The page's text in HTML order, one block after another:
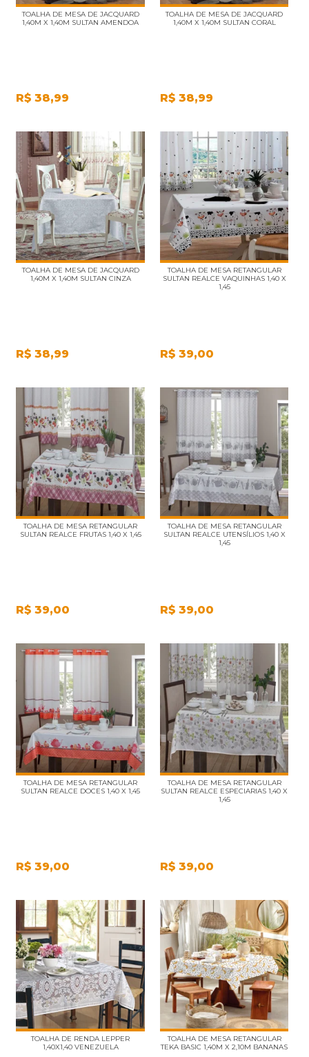
TOALHA DE MESA DE JACQUARD
1,40M X 1,40M SULTAN AMENDOA
R$ 38,99
TOALHA DE MESA DE JACQUARD
1,40M X 1,40M SULTAN CORAL
R$ 38,99
TOALHA DE MESA DE JACQUARD
1,40M X 1,40M SULTAN CINZA
R$ 38,99
TOALHA DE MESA RETANGULAR
SULTAN REALCE VAQUINHAS 1,40 X
1,45
R$ 39,00
TOALHA DE MESA RETANGULAR
SULTAN REALCE FRUTAS 1,40 X 1,45
R$ 39,00
TOALHA DE MESA RETANGULAR
SULTAN REALCE UTENSÍLIOS 1,40 X
1,45
R$ 39,00
TOALHA DE MESA RETANGULAR
SULTAN REALCE DOCES 1,40 X 1,45
R$ 39,00
TOALHA DE MESA RETANGULAR
SULTAN REALCE ESPECIARIAS 1,40 X
1,45
R$ 39,00
TOALHA DE RENDA LEPPER
1,40X1,40 VENEZUELA
TOALHA DE MESA RETANGULAR
TEKA BASIC 1,40M X 2,10M BANANAS